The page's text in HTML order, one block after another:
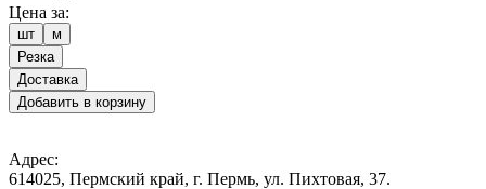
Цена за:
шт
м
Резка
Доставка
Добавить в корзину
Адрес:
614025, Пермский край, г. Пермь, ул. Пихтовая, 37.